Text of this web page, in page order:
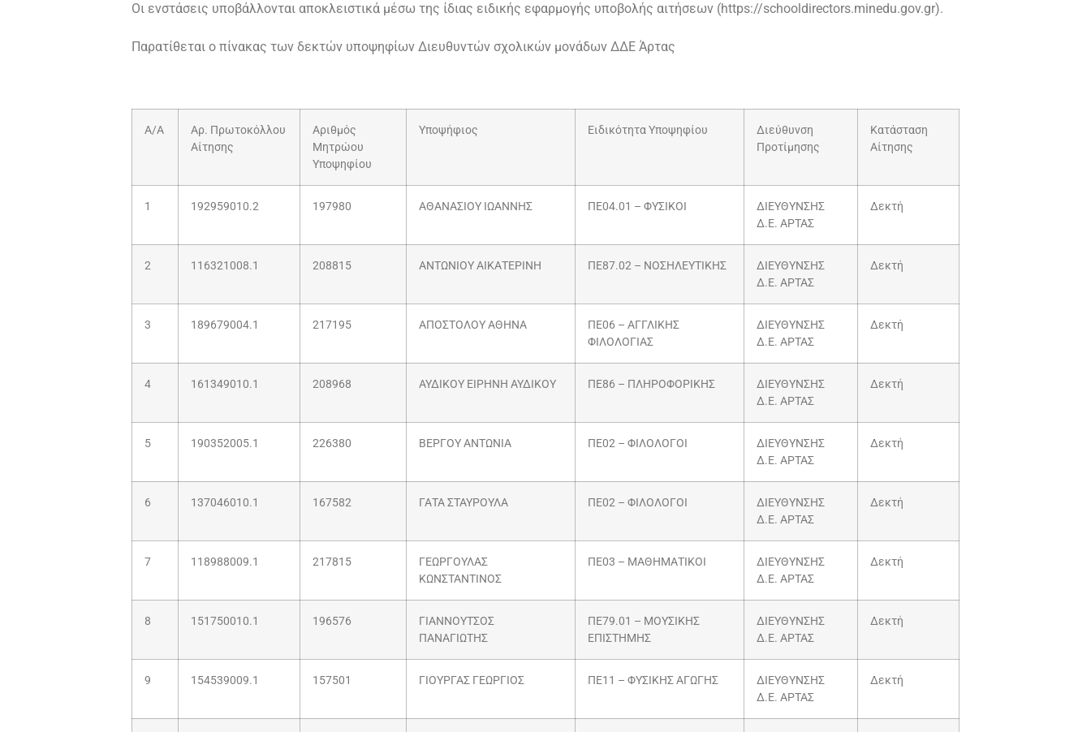
Οι ενστάσεις υποβάλλονται αποκλειστικά μέσω της ίδιας ειδικής εφαρμογής υποβολής αιτήσεων (https://schooldirectors.minedu.gov.gr).
Παρατίθεται ο πίνακας των δεκτών υποψηφίων Διευθυντών σχολικών μονάδων ΔΔΕ Άρτας
Α/Α
Αρ. Πρωτοκόλλου
Αίτησης
Αριθμός
Μητρώου
Υποψηφίου
Υποψήφιος Ειδικότητα Υποψηφίου
Διεύθυνση
Προτίμησης
Κατάσταση
Αίτησης
1 192959010.2 197980 ΑΘΑΝΑΣΙΟΥ ΙΩΑΝΝΗΣ ΠΕ04.01 – ΦΥΣΙΚΟΙ
ΔΙΕΥΘΥΝΣΗΣ
Δ.Ε. ΑΡΤΑΣ
Δεκτή
2 116321008.1 208815 ΑΝΤΩΝΙΟΥ ΑΙΚΑΤΕΡΙΝΗ ΠΕ87.02 – ΝΟΣΗΛΕΥΤΙΚΗΣ
ΔΙΕΥΘΥΝΣΗΣ
Δ.Ε. ΑΡΤΑΣ
Δεκτή
3 189679004.1 217195 ΑΠΟΣΤΟΛΟΥ ΑΘΗΝΑ
ΠΕ06 – ΑΓΓΛΙΚΗΣ
ΦΙΛΟΛΟΓΙΑΣ
ΔΙΕΥΘΥΝΣΗΣ
Δ.Ε. ΑΡΤΑΣ
Δεκτή
4 161349010.1 208968 ΑΥΔΙΚΟΥ ΕΙΡΗΝΗ ΑΥΔΙΚΟΥ ΠΕ86 – ΠΛΗΡΟΦΟΡΙΚΗΣ
ΔΙΕΥΘΥΝΣΗΣ
Δ.Ε. ΑΡΤΑΣ
Δεκτή
5 190352005.1 226380 ΒΕΡΓΟΥ ΑΝΤΩΝΙΑ ΠΕ02 – ΦΙΛΟΛΟΓΟΙ
ΔΙΕΥΘΥΝΣΗΣ
Δ.Ε. ΑΡΤΑΣ
Δεκτή
6 137046010.1 167582 ΓΑΤΑ ΣΤΑΥΡΟΥΛΑ ΠΕ02 – ΦΙΛΟΛΟΓΟΙ
ΔΙΕΥΘΥΝΣΗΣ
Δ.Ε. ΑΡΤΑΣ
Δεκτή
7 118988009.1 217815
ΓΕΩΡΓΟΥΛΑΣ
ΚΩΝΣΤΑΝΤΙΝΟΣ
ΠΕ03 – ΜΑΘΗΜΑΤΙΚΟΙ
ΔΙΕΥΘΥΝΣΗΣ
Δ.Ε. ΑΡΤΑΣ
Δεκτή
8 151750010.1 196576
ΓΙΑΝΝΟΥΤΣΟΣ
ΠΑΝΑΓΙΩΤΗΣ
ΠΕ79.01 – ΜΟΥΣΙΚΗΣ
ΕΠΙΣΤΗΜΗΣ
ΔΙΕΥΘΥΝΣΗΣ
Δ.Ε. ΑΡΤΑΣ
Δεκτή
9 154539009.1 157501 ΓΙΟΥΡΓΑΣ ΓΕΩΡΓΙΟΣ ΠΕ11 – ΦΥΣΙΚΗΣ ΑΓΩΓΗΣ
ΔΙΕΥΘΥΝΣΗΣ
Δ.Ε. ΑΡΤΑΣ
Δεκτή